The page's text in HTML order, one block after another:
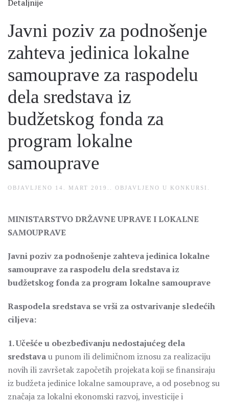
Detaljnije
Javni poziv za podnošenje
zahteva jedinica lokalne
samouprave za raspodelu
dela sredstava iz
budžetskog fonda za
program lokalne
samouprave
OBJAVLJENO 14. MART 2019. . OBJAVLJENO U KONKURSI
MINISTARSTVO DRŽAVNE UPRAVE I LOKALNE
SAMOUPRAVE
Javni poziv za podnošenje zahteva jedinica lokalne
samouprave za raspodelu dela sredstava iz
budžetskog fonda za program lokalne samouprave
Raspodela sredstava se vrši za ostvarivanje sledećih
ciljeva:
1. Učešće u obezbeđivanju nedostajućeg dela
sredstavau punom ili delimičnom iznosu za realizaciju
novih ili završetak započetih projekata koji se finansiraju
iz budžeta jedinice lokalne samouprave, a od posebnog su
značaja za lokalni ekonomski razvoj, investicije i